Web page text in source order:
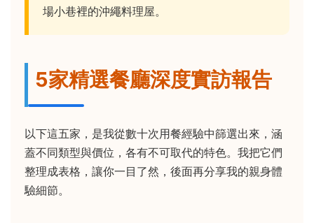
場小巷裡的沖繩料理屋。
5家精選餐廳深度實訪報告
以下這五家，是我從數十次用餐經驗中篩選出來，涵
蓋不同類型與價位，各有不可取代的特色。我把它們
整理成表格，讓你一目了然，後面再分享我的親身體
驗細節。